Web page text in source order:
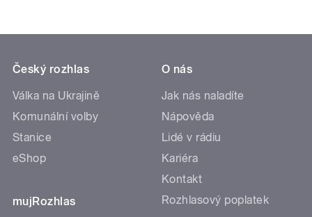
Český rozhlas
Válka na Ukrajině
Komunální volby
Stanice
eShop
mujRozhlas
O nás
Jak nás naladíte
Nápověda
Lidé v rádiu
Kariéra
Kontakt
Rozhlasový poplatek